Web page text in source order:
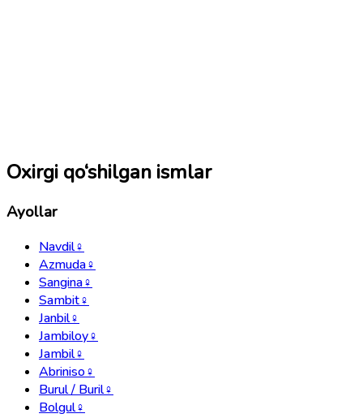
Oxirgi qo‘shilgan ismlar
Ayollar
Navdil♀
Azmuda♀
Sangina♀
Sambit♀
Janbil♀
Jambiloy♀
Jambil♀
Abriniso♀
Burul / Buril♀
Bolgul♀